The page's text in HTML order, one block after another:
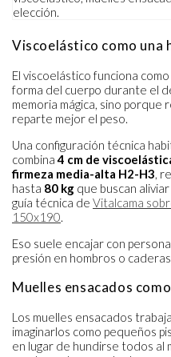
Viscoelástico como una
El viscoelástico funciona
forma del cuerpo durante el
memoria mágica, sino porque
reparte mejor el peso.
Una configuración técnica
combina4 cm de
firmeza media-alta H2-H3,
hasta 80 kg que buscan
guía técnica de Vitalcama
150x190.
Eso suele encajar con
presión en hombros o
Muelles ensacados
Los muelles ensacados
imaginarlos como pequeños
en lugar de hundirse todos al